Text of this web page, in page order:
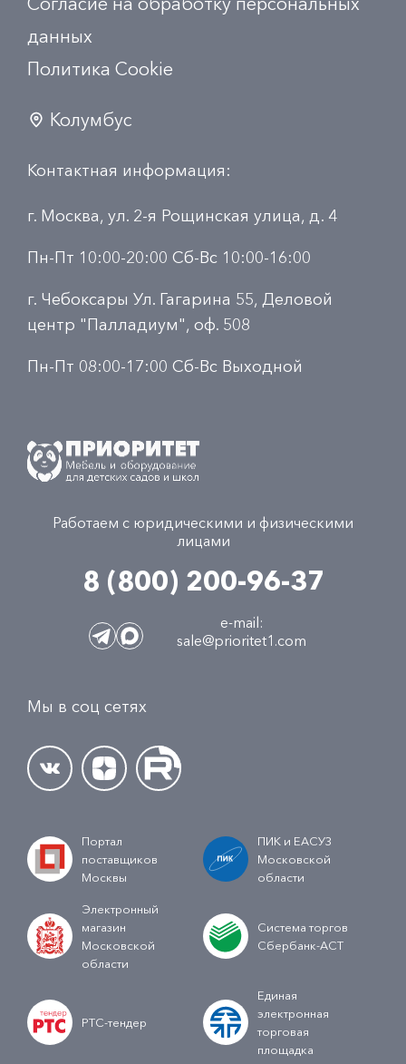
данных
Политика Сookie
Колумбус
Контактная информация:
г. Москва, ул. 2-я Рощинская улица, д. 4
Пн-Пт 10:00-20:00 Сб-Вс 10:00-16:00
г. Чебоксары Ул. Гагарина 55, Деловой
центр "Палладиум", оф. 508
Пн-Пт 08:00-17:00 Сб-Вс Выходной
Работаем с юридическими и физическими
лицами
8 (800) 200-96-37
e-mail:
sale@prioritet1.com
Мы в соц сетях
Портал
поставщиков
Москвы
ПИК и ЕАСУЗ
Московской
области
Электронный
магазин
Московской
области
Система торгов
Сбербанк-АСТ
РТС-тендер
Единая
электронная
торговая
площадка